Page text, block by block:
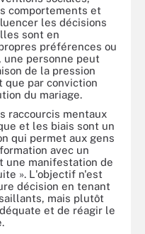
comportements et
les décisions
sont en
préférences ou
une personne peut
de la pression
par conviction
du mariage.
raccourcis mentaux
et les biais sont un
qui permet aux gens
avec un
une manifestation de
». L'objectif n'est
décision en tenant
mais plutôt
et de réagir le